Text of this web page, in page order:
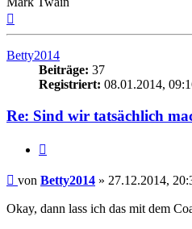
Betty2014
Beiträge: 37
Registriert: 08.01.2014,
Re: Sind wir tatsächlich
Beitrag
von Betty2014 » 27.12.2014,
Okay, dann lass ich das mit dem